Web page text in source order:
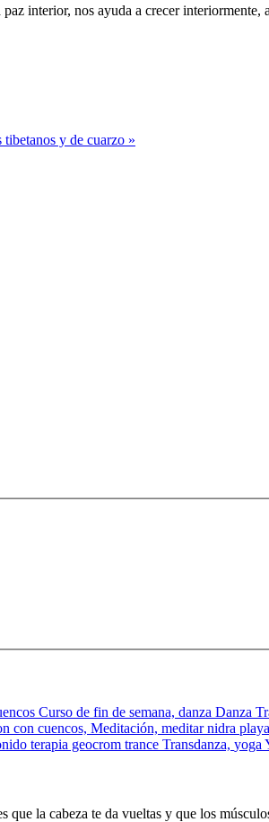
interior, nos ayuda a crecer
y de cuarzo »
Curso de fin de semana, danza Danza
con cuencos, Meditación, meditarnidra playa
terapia geocrom trance Transdanza, yoga
que la cabeza te da vueltas y que los